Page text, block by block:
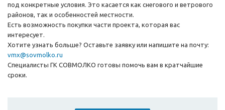
под конкретные условия. Это касается как снегового и ветрового
районов, так и особенностей местности.
Есть возможность покупки части проекта, которая вас
интересует.
Хотите узнать больше? Оставьте заявку или напишите на почту:
vmx@sovmolko.ru
Специалисты ГК СОВМОЛКО готовы помочь вам в кратчайшие
сроки.